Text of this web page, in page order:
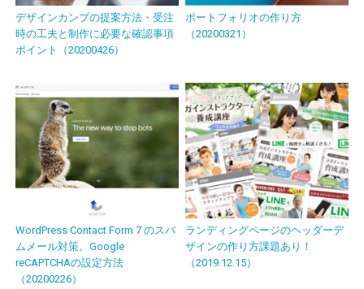
デザインカンプの提案方法・受注
時の工夫と制作に必要な確認事項
ポイント（20200426）
ポートフォリオの作り方
（20200321）
WordPress Contact Form 7 のスパ
ムメール対策。Google
reCAPTCHAの設定方法
（20200226）
ランディングページのヘッダーデ
ザインの作り方課題あり！
（2019.12.15）